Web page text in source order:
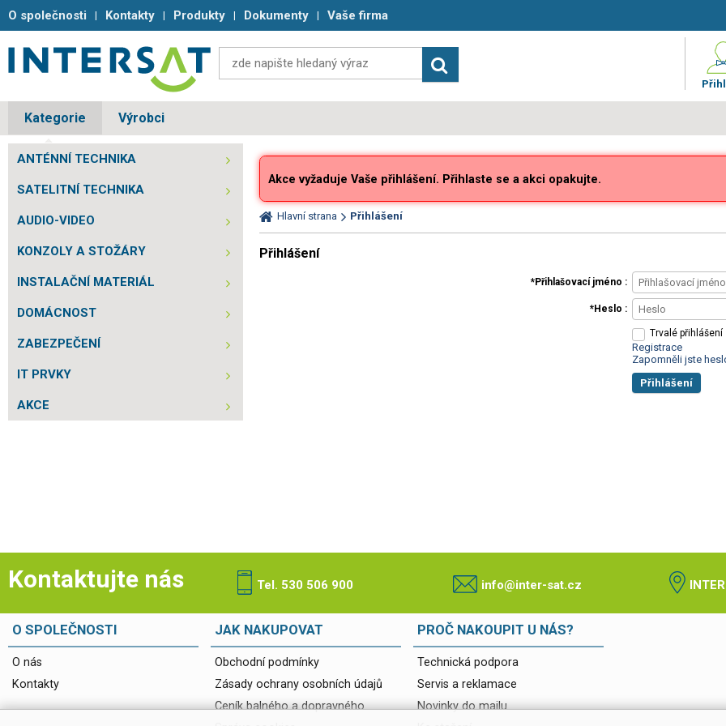
O společnosti Kontakty Produkty Dokumenty Vaše firma
Kategorie Výrobci
ANTÉNNÍ TECHNIKA
SATELITNÍ TECHNIKA
AUDIO-VIDEO
KONZOLY A STOŽÁRY
INSTALAČNÍ MATERIÁL
DOMÁCNOST
ZABEZPEČENÍ
IT PRVKY
AKCE
Akce vyžaduje Vaše přihlášení. Přihlaste se a akci opakujte.
Hlavní strana Přihlášení
Přihlášení
Přihlašovací jméno
Heslo
Trvalé přihlášení
Registrace
Zapomněli jste
Přihlášení
Kontaktujte nás Tel. 530 506 900 info@inter-sat.cz
O SPOLEČNOSTI
O nás
Kontakty
JAK NAKUPOVAT
Obchodní podmínky
Zásady ochrany osobních údajů
Ceník balného a dopravného
PROČ NAKOUPIT U NÁS?
Technická podpora
Servis a reklamace
Novinky do mailu